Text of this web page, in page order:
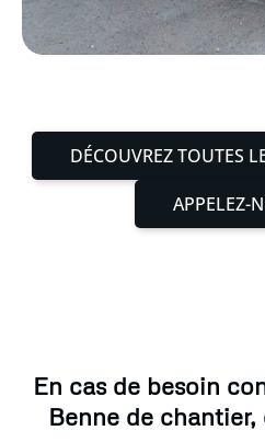
DÉCOUVREZ TOUTES
APPELEZ-
En cas de besoin
Benne de